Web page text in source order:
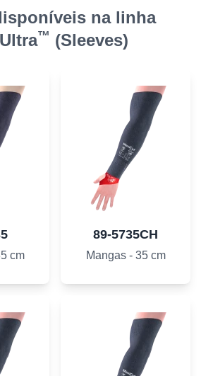
na linha
Ultra™ (Sleeves)
cm
89-5735CH
Mangas - 35 cm